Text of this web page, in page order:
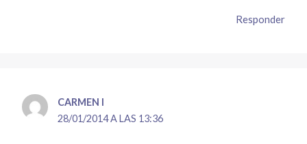
Responder
CARMEN I
28/01/2014 A LAS 13:36